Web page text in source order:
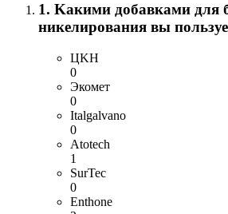
1. Kакими добавками для
никелирования вы
ЦKН
0
Экомет
0
Italgalvano
0
Atotech
1
SurTec
0
Enthone